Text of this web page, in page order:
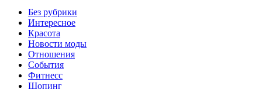
Без рубрики
Интересное
Красота
Новости моды
Отношения
События
Фитнесс
Шопинг